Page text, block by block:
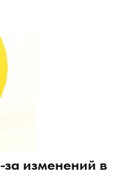
за изменений в